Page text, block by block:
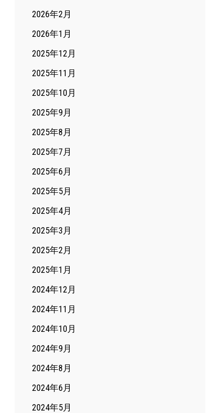
2026年2月
2026年1月
2025年12月
2025年11月
2025年10月
2025年9月
2025年8月
2025年7月
2025年6月
2025年5月
2025年4月
2025年3月
2025年2月
2025年1月
2024年12月
2024年11月
2024年10月
2024年9月
2024年8月
2024年6月
2024年5月